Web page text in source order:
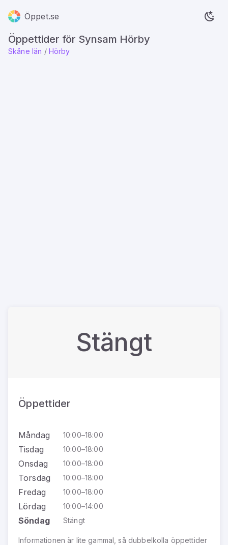
Öppet.se
Öppettider för Synsam Hörby
Skåne län / Hörby
Stängt
Öppettider
Måndag 10:00–18:00
Tisdag 10:00–18:00
Onsdag 10:00–18:00
Torsdag 10:00–18:00
Fredag 10:00–18:00
Lördag 10:00–14:00
Söndag Stängt
Informationen är lite gammal, så dubbelkolla öppettider